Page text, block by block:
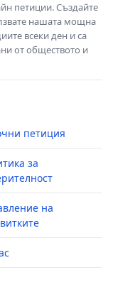
петиции. Създайте
нашата мощна
всеки ден и са
от обществото и
петиция
за
на